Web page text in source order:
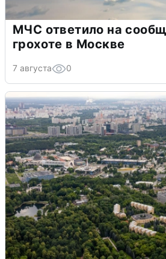
МЧС ответило на
грохоте в Москве
7 августа 0